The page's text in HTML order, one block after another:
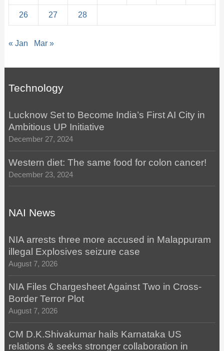
26 27 28
« Jan Mar »
Technology
Lucknow Set to Become India’s First AI City in
Ambitious UP Initiative
December 27, 2024
Western diet: The same food for colon cancer!
December 23, 2024
NAI News
NIA arrests three more accused in Malappuram
illegal Explosives seizure case
August 7, 2026
NIA Files Chargesheet Against Two in Cross-
Border Terror Plot
August 7, 2026
CM D.K.Shivakumar hails Karnataka US
relations & seeks stronger collaboration in